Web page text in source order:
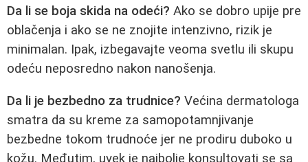
Da li se boja skida na odeći? Ako se dobro upije pre
oblačenja i ako se ne znojite intenzivno, rizik je
minimalan. Ipak, izbegavajte veoma svetlu ili skupu
odeću neposredno nakon nanošenja.
Da li je bezbedno za trudnice? Većina dermatologa
smatra da su kreme za samopotamnjivanje
bezbedne tokom trudnoće jer ne prodiru duboko u
kožu. Međutim, uvek je najbolje konsultovati se sa